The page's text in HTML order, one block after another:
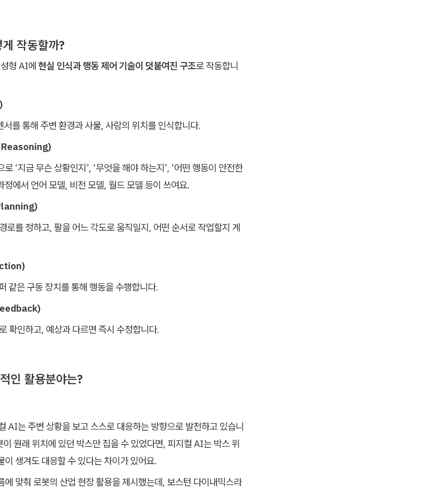
작동할까?
형 AI에 현실 인식과 행동 제어 기술이 덧붙여진 구조로 작동합니
를 통해 주변 환경과 사물, 사람의 위치를 인식합니다.
(Reasoning)
‘지금 무슨 상황인지’, ‘무엇을 해야 하는지’, ‘어떤 행동이 안전한
정에서 언어 모델, 비전 모델, 월드 모델 등이 쓰여요.
로를 정하고, 팔을 어느 각도로 움직일지, 어떤 순서로 작업할지 계
같은 구동 장치를 통해 행동을 수행합니다.
확인하고, 예상과 다르면 즉시 수정합니다.
인 활용분야는?
AI는 주변 상황을 보고 스스로 대응하는 방향으로 발전하고 있습니
이 원래 위치에 있던 박스만 집을 수 있었다면, 피지컬 AI는 박스 위
이 생겨도 대응할 수 있다는 차이가 있어요.
에 맞춰 로봇의 산업 현장 활용을 제시했는데, 보스턴 다이내믹스라